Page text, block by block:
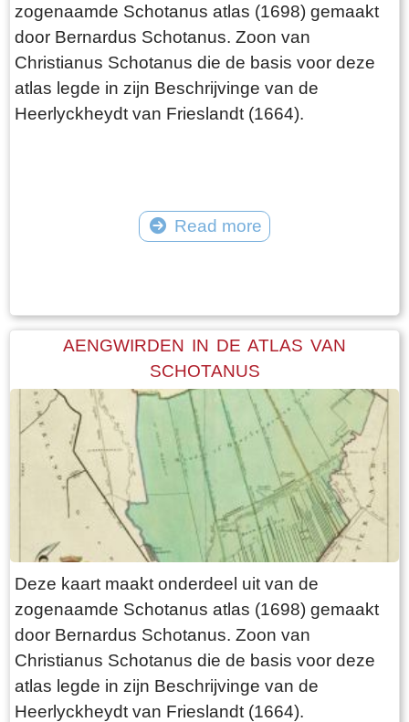
zogenaamde Schotanus atlas (1698) gemaakt
door Bernardus Schotanus. Zoon van
Christianus Schotanus die de basis voor deze
atlas legde in zijn Beschrijvinge van de
Heerlyckheydt van Frieslandt (1664).
Read more
AENGWIRDEN IN DE ATLAS VAN
SCHOTANUS
Deze kaart maakt onderdeel uit van de
zogenaamde Schotanus atlas (1698) gemaakt
door Bernardus Schotanus. Zoon van
Christianus Schotanus die de basis voor deze
atlas legde in zijn Beschrijvinge van de
Heerlyckheydt van Frieslandt (1664).